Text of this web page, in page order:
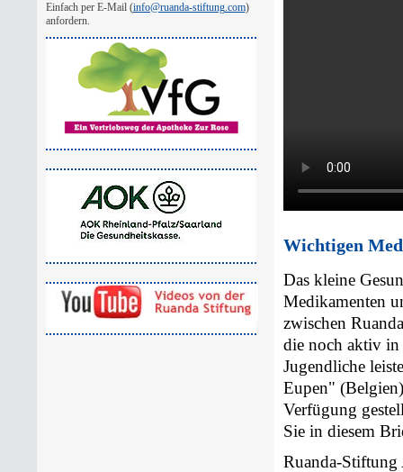
Einfach per E-Mail (info@ruanda-stiftung.com)
anfordern.
Wichtigen
Das kleine
Medikamenten
zwischen
die noch aktiv in
Jugendliche
Eupen"
Verfügung
Sie in diesem
Ruanda-